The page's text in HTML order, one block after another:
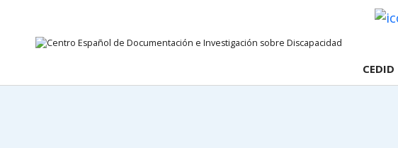
Anar directament al contingut
CEDID